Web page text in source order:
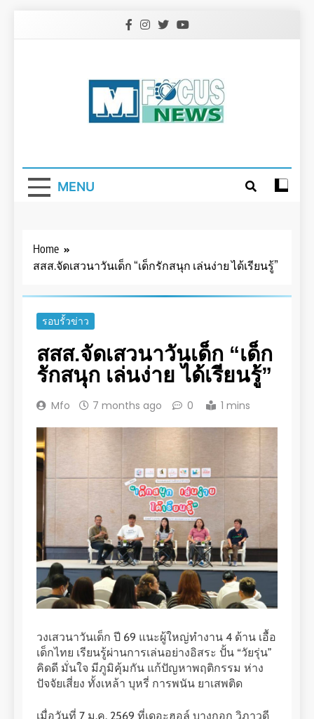
MENU
Home
สสส.จัดเสวนาวันเด็ก “เด็กรักสนุก เล่นง่าย ได้เรียนรู้”
รอบรั้วข่าว
สสส.จัดเสวนาวันเด็ก “เด็ก
รักสนุก เล่นง่าย ได้เรียนรู้”
Mfo 7 months ago 0 1 mins
วงเสวนาวันเด็ก ปี 69 แนะผู้ใหญ่ทำงาน 4 ด้าน เอื้อ
เด็กไทย เรียนรู้ผ่านการเล่นอย่างอิสระ ปั้น “วัยรุ่น”
คิดดี มั่นใจ มีภูมิคุ้มกัน แก้ปัญหาพฤติกรรม ห่าง
ปัจจัยเสี่ยง ทั้งเหล้า บุหรี่ การพนัน ยาเสพติด
เมื่อวันที่ 7 ม.ค. 2569 ที่เดอะฮอล์ บางกอก วิภาวดี